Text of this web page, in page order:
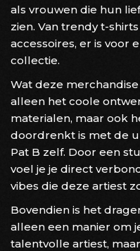
als vrouwen die hun
zien. Van trendy t-
accessoires, er is voor
collectie.
Wat deze
alleen het coole
materialen, maar ook
doordrenkt is met de
Pat B zelf. Door een
voel je je direct
vibes die deze artiest
Bovendien is het
alleen een manier om
talentvolle artiest,